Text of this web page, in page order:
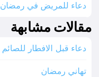
دعاء للمريض في رمضان
مقالات مشابهة
دعاء قبل الافطار للصائم
تهاني رمضان